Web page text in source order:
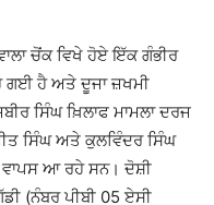
ਚੋਂਕ ਵਿਖੇ ਹੋਏ ਇੱਕ ਗੰਭੀਰ
ਗਈ ਹੈ ਅਤੇ ਦੂਜਾ ਜ਼ਖਮੀ
ਸਿੰਘ ਖ਼ਿਲਾਫ ਮਾਮਲਾ ਦਰਜ
ਸਿੰਘ ਅਤੇ ਕੁਲਵਿੰਦਰ ਸਿੰਘ
ਆ ਰਹੇ ਸਨ। ਦੋਸ਼ੀ
(ਨੰਬਰ ਪੀਬੀ 05 ਏਸੀ